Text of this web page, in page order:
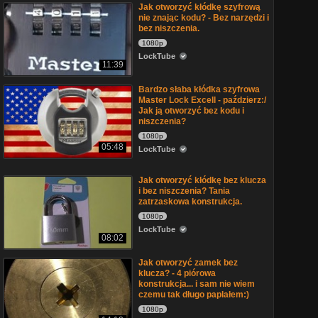
11:39
Jak otworzyć kłódkę szyfrową
nie znając kodu? - Bez narzędzi i
bez niszczenia.
1080p
LockTube
05:48
Bardzo słaba kłódka szyfrowa
Master Lock Excell - paździerz:/
Jak ją otworzyć bez kodu i
niszczenia?
1080p
LockTube
08:02
Jak otworzyć kłódkę bez klucza
i bez niszczenia? Tania
zatrzaskowa konstrukcja.
1080p
LockTube
Jak otworzyć zamek bez
klucza? - 4 piórowa
konstrukcja... i sam nie wiem
czemu tak długo paplałem:)
1080p